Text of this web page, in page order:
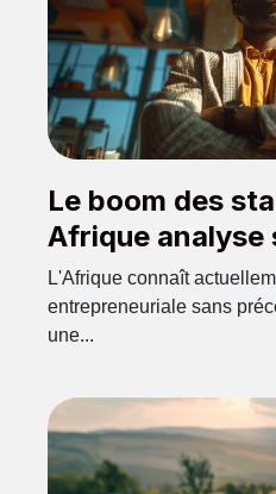
Le boom des
Afrique
potentiel de
L'Afrique connaît
entrepreneuriale sans
une...